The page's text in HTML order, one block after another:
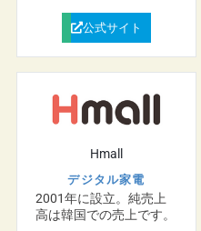
公式サイト
Hmall
デジタル家電
2001年に設立。純売上
高は韓国での売上です。